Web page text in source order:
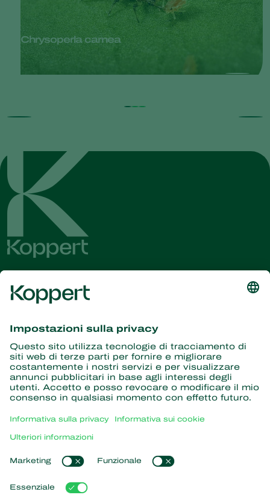
Chrysoperla carnea
Ricevi le ultime novità e
informazioni
Iscriviti qui
Partner con la natura
Vespe parassite
Nematodi benefici
Microrganismi benefici
Protezione delle colture
Informazioni su Koppert
Notizie e informazioni
Lavora per Koppert
Link popolari
L'esperienza dei nostri clienti